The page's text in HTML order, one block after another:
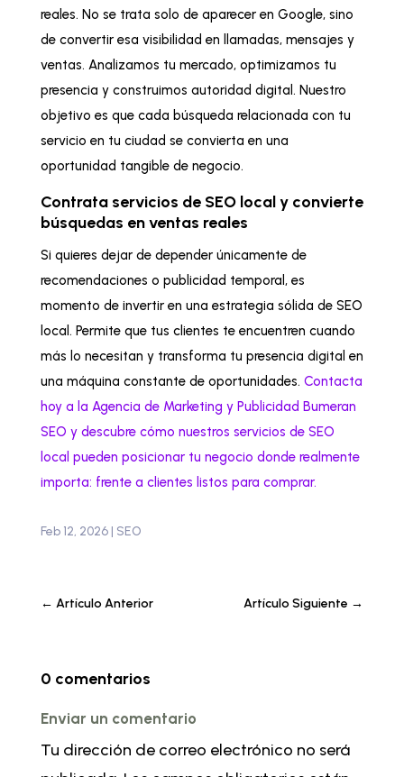
reales. No se trata solo de aparecer en Google, sino
de convertir esa visibilidad en llamadas, mensajes y
ventas. Analizamos tu mercado, optimizamos tu
presencia y construimos autoridad digital. Nuestro
objetivo es que cada búsqueda relacionada con tu
servicio en tu ciudad se convierta en una
oportunidad tangible de negocio.
Contrata servicios de SEO local y convierte
búsquedas en ventas reales
Si quieres dejar de depender únicamente de
recomendaciones o publicidad temporal, es
momento de invertir en una estrategia sólida de SEO
local. Permite que tus clientes te encuentren cuando
más lo necesitan y transforma tu presencia digital en
una máquina constante de oportunidades. Contacta
hoy a la Agencia de Marketing y Publicidad Bumeran
SEO y descubre cómo nuestros servicios de SEO
local pueden posicionar tu negocio donde realmente
importa: frente a clientes listos para comprar.
Feb 12, 2026| SEO
← Artículo Anterior Artículo Siguiente →
0 comentarios
Enviar un comentario
Tu dirección de correo electrónico no será